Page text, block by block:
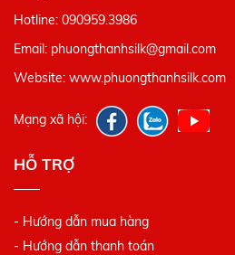
Hotline: 090959.3986
Email: phuongthanhsilk@gmail.com
Website: www.phuongthanhsilk.com
Mạng xã hội:
HỖ TRỢ
- Hướng dẫn mua hàng
- Hướng dẫn thanh toán